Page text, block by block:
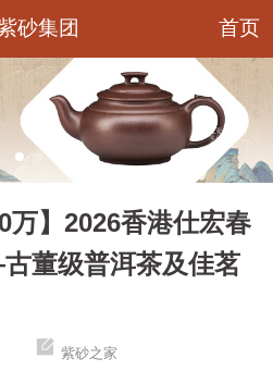
砂集团 首页
万】2026香港仕宏春
董级普洱茶及佳茗
紫砂之家